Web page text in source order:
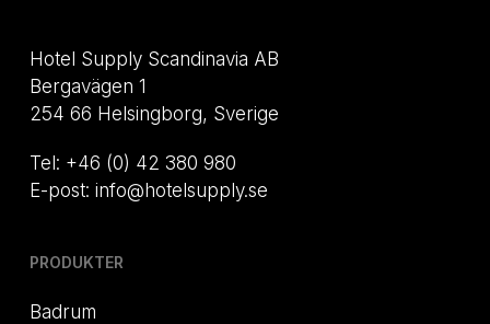
Hotel Supply Scandinavia AB
Bergavägen 1
254 66 Helsingborg, Sverige
Tel: +46 (0) 42 380 980
E-post: info@hotelsupply.se
PRODUKTER
Badrum